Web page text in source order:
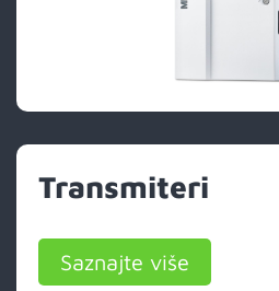
Transmiteri
Saznajte više